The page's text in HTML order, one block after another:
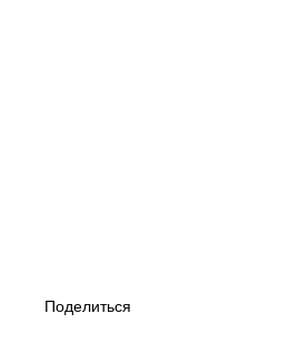
Поделиться